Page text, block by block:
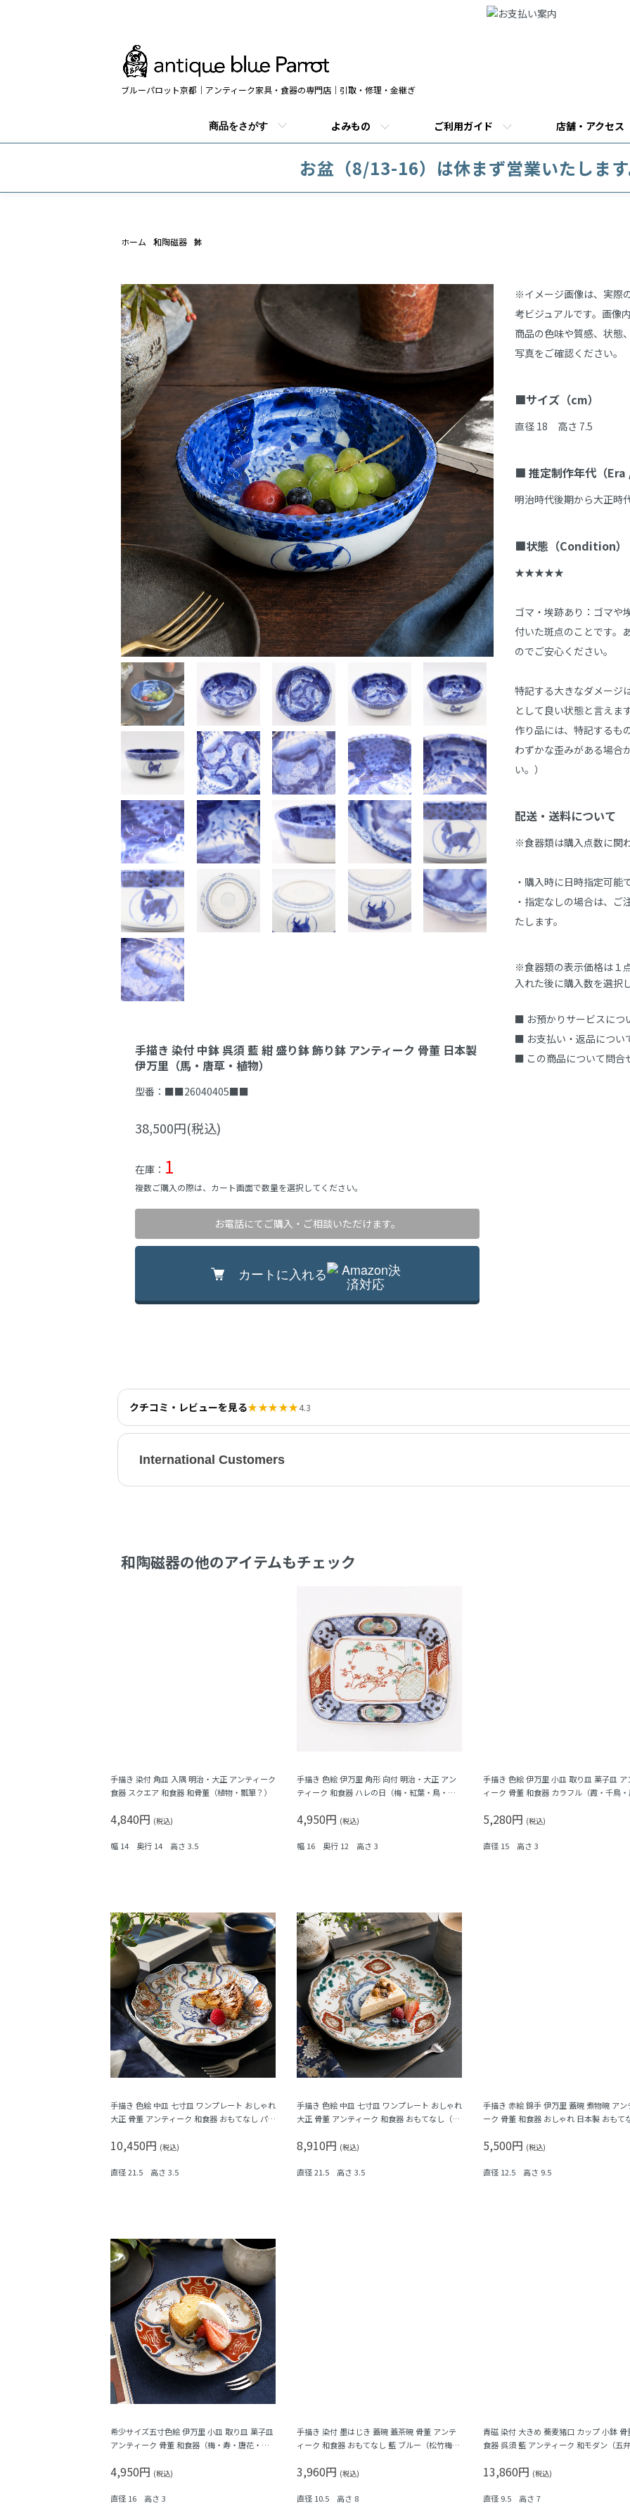
ブルーパロット京都｜アンティーク家具・食器の専門店｜引取・修理・金継ぎ
商品をさがす よみもの ご利用ガイド 店舗・アクセス
お盆（8/13-16）は休まず営業いたしま
ホーム 和陶磁器 鉢
手描き 染付 中鉢 呉須 藍 紺 盛り鉢 飾り鉢 アンティーク 骨董 日本製
伊万里（馬・唐草・植物）
型番： ■■26040405■■
38,500円(税込)
在庫： 1
複数ご購入の際は、カート画面で数量を選択してください。
お電話にてご購入・ご相談いただけます。
カートに入れる
商品説明
※イメージ画像は、実際
考ビジュアルです。画像
商品の色味や質感、状態
写真をご確認ください。
■サイズ（cm）
直径 18　高さ 7.5
■ 推定制作年代（
明治時代後期から大正時
■状態（Condition）
★★★★★
ゴマ・埃跡あり：ゴマや
付いた斑点のことです。
のでご安心ください。
特記する大きなダメージ
として良い状態と言えま
作り品には、特記するも
わずかな歪みがある場合
い。）
配送・送料について
※食器類は購入点数に関
・購入時に日時指定可能
・指定なしの場合は、
たします。
※食器類の表示価格は１
入れた後に購入数を選択
■ お預かりサービスにつ
■ お支払い・返品につい
■ この商品について問合
クチコミ・レビューを見る★★★★★4.3
International Customers
和陶磁器の他のアイテムもチェック
手描き 染付 角皿 入隅 明治・大正 アンティーク
食器 スクエア 和食器 和骨董（植物・瓢箪？）
4,840円 (税込)
幅 14 奥行 14 高さ 3.5
手描き 色絵 伊万里 角形 向付 明治・大正 アン
ティーク 和食器 ハレの日（梅・紅葉・鳥・格
4,950円 (税込)
幅 16 奥行 12 高さ 3
手描き 色絵 伊万里 小皿 取り皿 菓子皿 ア
ィーク 骨董 和食器 カラフル（霞・千鳥
5,280円 (税込)
直径 15 高さ 3
手描き 色絵 中皿 七寸皿 ワンプレート おしゃれ
大正 骨董 アンティーク 和食器 おもてなし パス
10,450円 (税込)
直径 21.5 高さ 3.5
手描き 色絵 中皿 七寸皿 ワンプレート おしゃれ
大正 骨董 アンティーク 和食器 おもてなし（松
8,910円 (税込)
直径 21.5 高さ 3.5
手描き 赤絵 錦手 伊万里 蓋碗 煮物碗 アン
ーク 骨董 和食器 おしゃれ 日本製 おもて
5,500円 (税込)
直径 12.5 高さ 9.5
希少サイズ五寸色絵 伊万里 小皿 取り皿 菓子皿
アンティーク 骨董 和食器（梅・寿・唐花・
4,950円 (税込)
直径 16 高さ 3
手描き 染付 墨はじき 蓋碗 蓋茶碗 骨董 アンテ
ィーク 和食器 おもてなし 藍 ブルー（松竹梅・
3,960円 (税込)
直径 10.5 高さ 8
青磁 染付 大きめ 蕎麦猪口 カップ 小鉢 骨
食器 呉須 藍 アンティーク 和モダン（五
13,860円 (税込)
直径 9.5 高さ 7